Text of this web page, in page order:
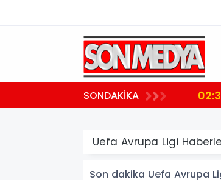
SONDAKİKA
Uefa Avrupa Ligi
Son dakika Uefa Avrupa